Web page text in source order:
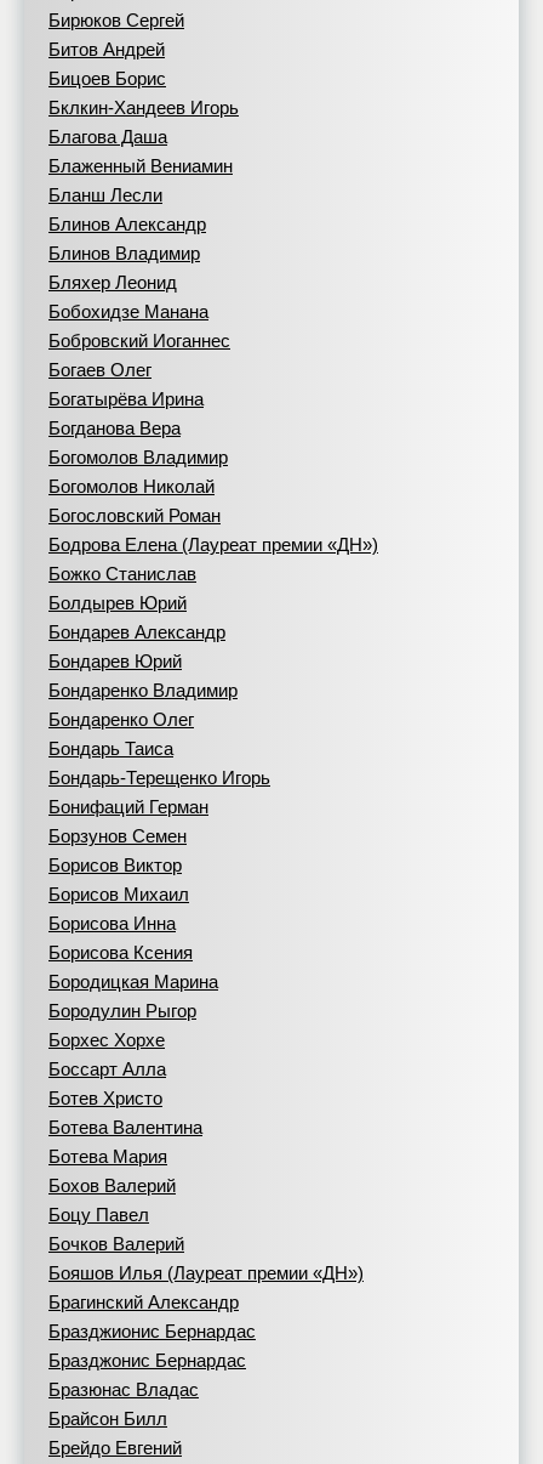
Бирюков Сергей
Битов Андрей
Бицоев Борис
Бклкин-Хандеев Игорь
Благова Даша
Блаженный Вениамин
Бланш Лесли
Блинов Александр
Блинов Владимир
Бляхер Леонид
Бобохидзе Манана
Бобровский Иоганнес
Богаев Олег
Богатырёва Ирина
Богданова Вера
Богомолов Владимир
Богомолов Николай
Богословский Роман
Бодрова Елена (Лауреат премии «ДН»)
Божко Станислав
Болдырев Юрий
Бондарев Александр
Бондарев Юрий
Бондаренко Владимир
Бондаренко Олег
Бондарь Таиса
Бондарь-Терещенко Игорь
Бонифаций Герман
Борзунов Семен
Борисов Виктор
Борисов Михаил
Борисова Инна
Борисова Ксения
Бородицкая Марина
Бородулин Рыгор
Борхес Хорхе
Боссарт Алла
Ботев Христо
Ботева Валентина
Ботева Мария
Бохов Валерий
Боцу Павел
Бочков Валерий
Бояшов Илья (Лауреат премии «ДН»)
Брагинский Александр
Бразджионис Бернардас
Бразджонис Бернардас
Бразюнас Владас
Брайсон Билл
Брейдо Евгений